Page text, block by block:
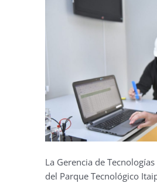
La Gerencia de
del Parque Tecnológico